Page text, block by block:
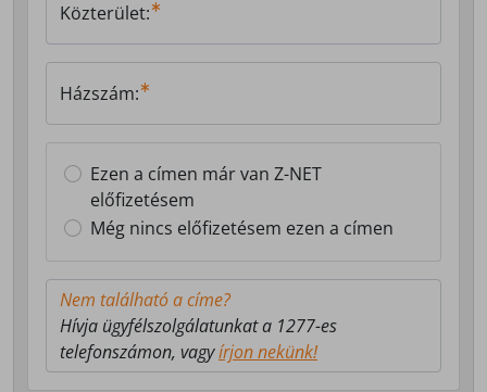
Közterület:
Házszám:
Ezen a címen már van Z-NET
előfizetésem
Még nincs előfizetésem ezen a címen
Nem található a címe?
Hívja ügyfélszolgálatunkat a 1277-es
telefonszámon, vagyírjon nekünk!